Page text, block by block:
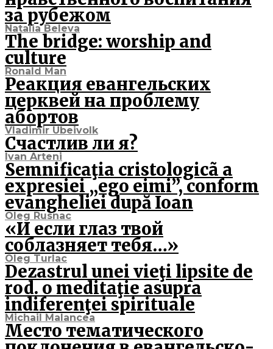
за рубежом
Natalia Beleva
The bridge: worship and
culture
Ronald Man
Реакция евангельских
церквей на проблему
абортов
Vladimir Ubeivolk
Счастлив ли я?
Ivan Arteni
Semnificaţia cristologicã a
expresiei „ego eimi”, conform
evangheliei după Ioan
Oleg Rusnac
«И если глаз твой
соблазняет тебя…»
Oleg Turlac
Dezastrul unei vieţi lipsite de
rod. o meditaţie asupra
indiferenţei spirituale
Michail Malancea
Место тематического